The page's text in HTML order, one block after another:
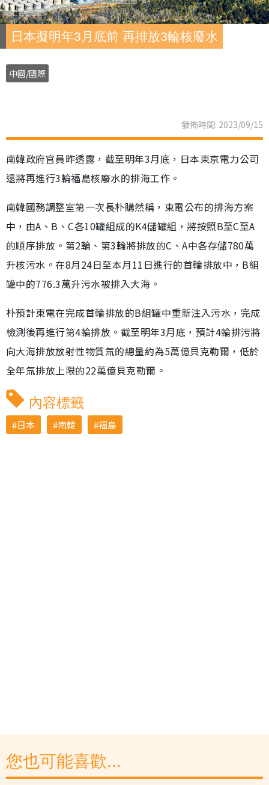
日本擬明年3月底前 再排放3輪核廢水
中國/國際
發佈時間: 2023/09/15
南韓政府官員昨透露，截至明年3月底，日本東京電力公司
還將再進行3輪福島核廢水的排海工作。
南韓國務調整室第一次長朴購然稱，東電公布的排海方案
中，由A、B、C各10罐組成的K4儲罐組，將按照B至C至A
的順序排放。第2輪、第3輪將排放的C、A中各存儲780萬
升核污水。在8月24日至本月11日進行的首輪排放中，B組
罐中的776.3萬升污水被排入大海。
朴預計東電在完成首輪排放的B組罐中重新注入污水，完成
檢測後再進行第4輪排放。截至明年3月底，預計4輪排污將
向大海排放放射性物質氚的總量約為5萬億貝克勒爾，低於
全年氚排放上限的22萬億貝克勒爾。
內容標籤
日本 南韓 福島
您也可能喜歡...